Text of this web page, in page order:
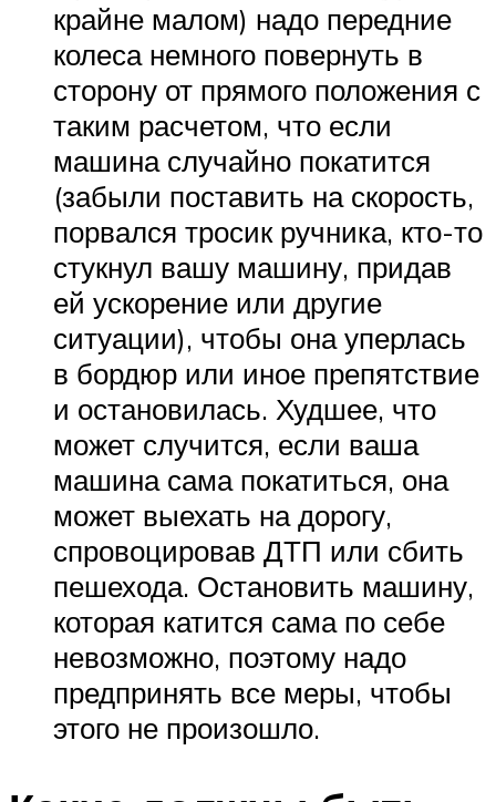
крайне малом) надо передние
колеса немного повернуть в
сторону от прямого положения с
таким расчетом, что если
машина случайно покатится
(забыли поставить на скорость,
порвался тросик ручника, кто-то
стукнул вашу машину, придав
ей ускорение или другие
ситуации), чтобы она уперлась
в бордюр или иное препятствие
и остановилась. Худшее, что
может случится, если ваша
машина сама покатиться, она
может выехать на дорогу,
спровоцировав ДТП или сбить
пешехода. Остановить машину,
которая катится сама по себе
невозможно, поэтому надо
предпринять все меры, чтобы
этого не произошло.